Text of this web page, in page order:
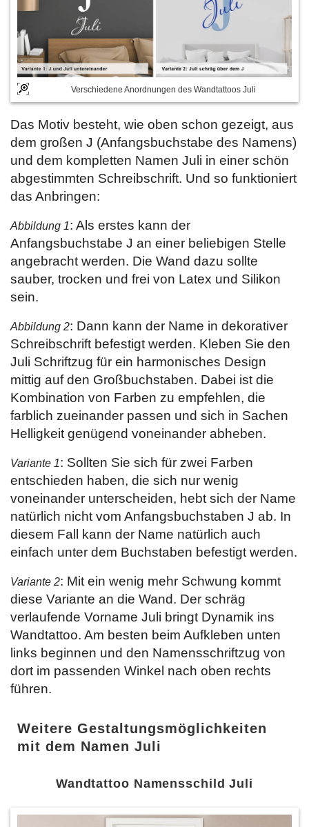
Verschiedene Anordnungen des Wandtattoos Juli
Das Motiv besteht, wie oben schon gezeigt, aus
dem großen J (Anfangsbuchstabe des Namens)
und dem kompletten Namen Juli in einer schön
abgestimmten Schreibschrift. Und so funktioniert
das Anbringen:
Abbildung 1: Als erstes kann der
Anfangsbuchstabe J an einer beliebigen Stelle
angebracht werden. Die Wand dazu sollte
sauber, trocken und frei von Latex und Silikon
sein.
Abbildung 2: Dann kann der Name in dekorativer
Schreibschrift befestigt werden. Kleben Sie den
Juli Schriftzug für ein harmonisches Design
mittig auf den Großbuchstaben. Dabei ist die
Kombination von Farben zu empfehlen, die
farblich zueinander passen und sich in Sachen
Helligkeit genügend voneinander abheben.
Variante 1: Sollten Sie sich für zwei Farben
entschieden haben, die sich nur wenig
voneinander unterscheiden, hebt sich der Name
natürlich nicht vom Anfangsbuchstaben J ab. In
diesem Fall kann der Name natürlich auch
einfach unter dem Buchstaben befestigt werden.
Variante 2: Mit ein wenig mehr Schwung kommt
diese Variante an die Wand. Der schräg
verlaufende Vorname Juli bringt Dynamik ins
Wandtattoo. Am besten beim Aufkleben unten
links beginnen und den Namensschriftzug von
dort im passenden Winkel nach oben rechts
führen.
Weitere Gestaltungsmöglichkeiten
mit dem Namen Juli
Wandtattoo Namensschild Juli